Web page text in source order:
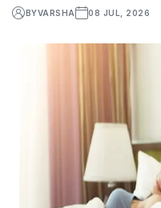
BYVARSHA 08 JUL, 2026